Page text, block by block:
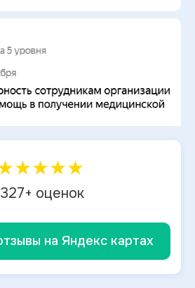
★★★★
327+ оценок
на Яндекс картах